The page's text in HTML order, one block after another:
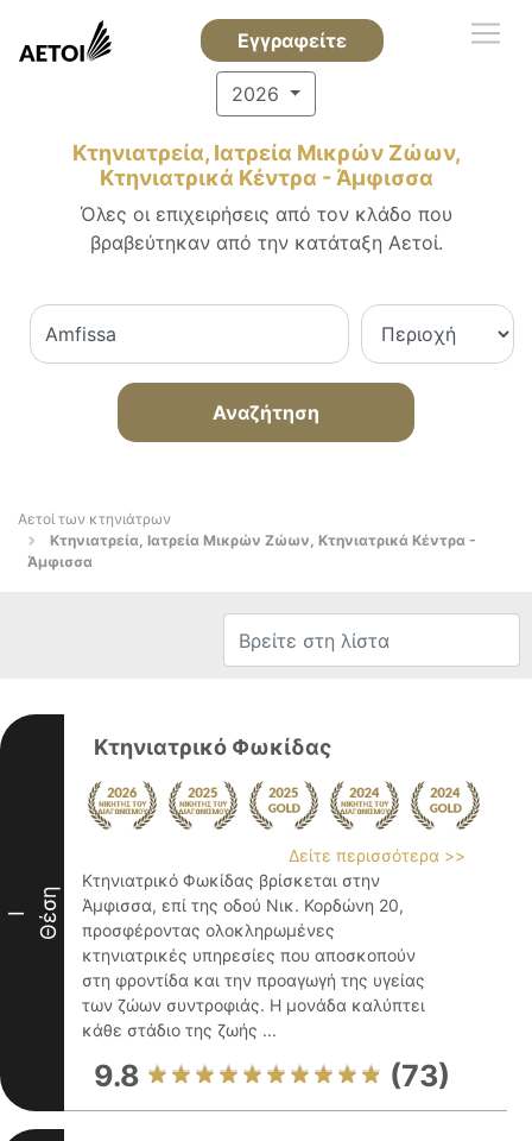
Εγγραφείτε
2026
Κτηνιατρεία, Ιατρεία Μικρών Ζώων,
Κτηνιατρικά Κέντρα - Άμφισσα
Όλες οι επιχειρήσεις από τον κλάδο που
βραβεύτηκαν από την κατάταξη Αετοί.
Αναζήτηση
Αετοί των κτηνιάτρων
Κτηνιατρεία, Ιατρεία Μικρών Ζώων, Κτηνιατρικά Κέντρα -
Άμφισσα
I Θέση
Κτηνιατρικό Φωκίδας
Δείτε περισσότερα >>
Κτηνιατρικό Φωκίδας βρίσκεται στην
Άμφισσα, επί της οδού Νικ. Κορδώνη 20,
προσφέροντας ολοκληρωμένες
κτηνιατρικές υπηρεσίες που αποσκοπούν
στη φροντίδα και την προαγωγή της υγείας
των ζώων συντροφιάς. Η μονάδα καλύπτει
κάθε στάδιο της ζωής ...
9.8 (73)